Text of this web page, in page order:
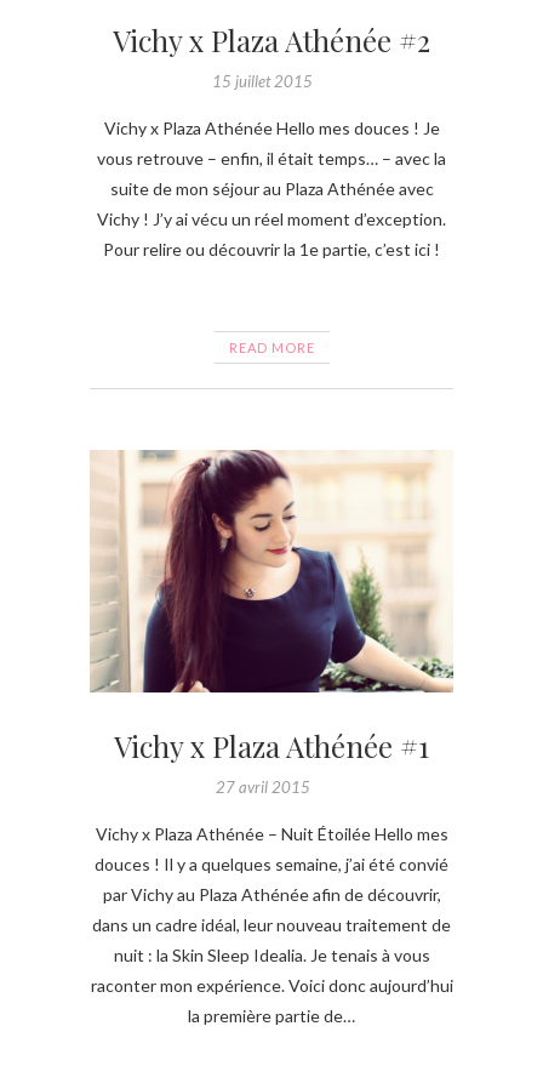
Vichy x Plaza Athénée #2
15 juillet 2015
Vichy x Plaza Athénée Hello mes douces ! Je
vous retrouve – enfin, il était temps… – avec la
suite de mon séjour au Plaza Athénée avec
Vichy ! J’y ai vécu un réel moment d’exception.
Pour relire ou découvrir la 1e partie, c’est ici !
READ MORE
Vichy x Plaza Athénée #1
27 avril 2015
Vichy x Plaza Athénée – Nuit Étoilée Hello mes
douces ! Il y a quelques semaine, j’ai été convié
par Vichy au Plaza Athénée afin de découvrir,
dans un cadre idéal, leur nouveau traitement de
nuit : la Skin Sleep Idealia. Je tenais à vous
raconter mon expérience. Voici donc aujourd’hui
la première partie de…